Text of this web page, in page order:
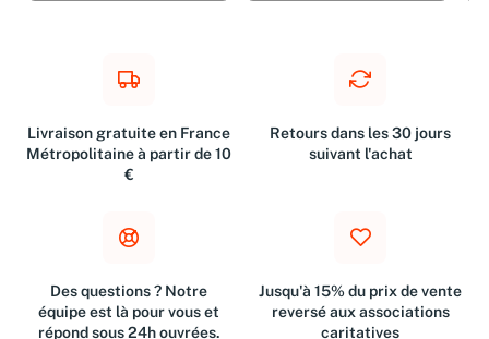
Livraison gratuite en France
Métropolitaine à partir de 10
€
Retours dans les 30 jours
suivant l'achat
Des questions ? Notre
équipe est là pour vous et
répond sous 24h ouvrées.
Jusqu'à 15% du prix de vente
reversé aux associations
caritatives